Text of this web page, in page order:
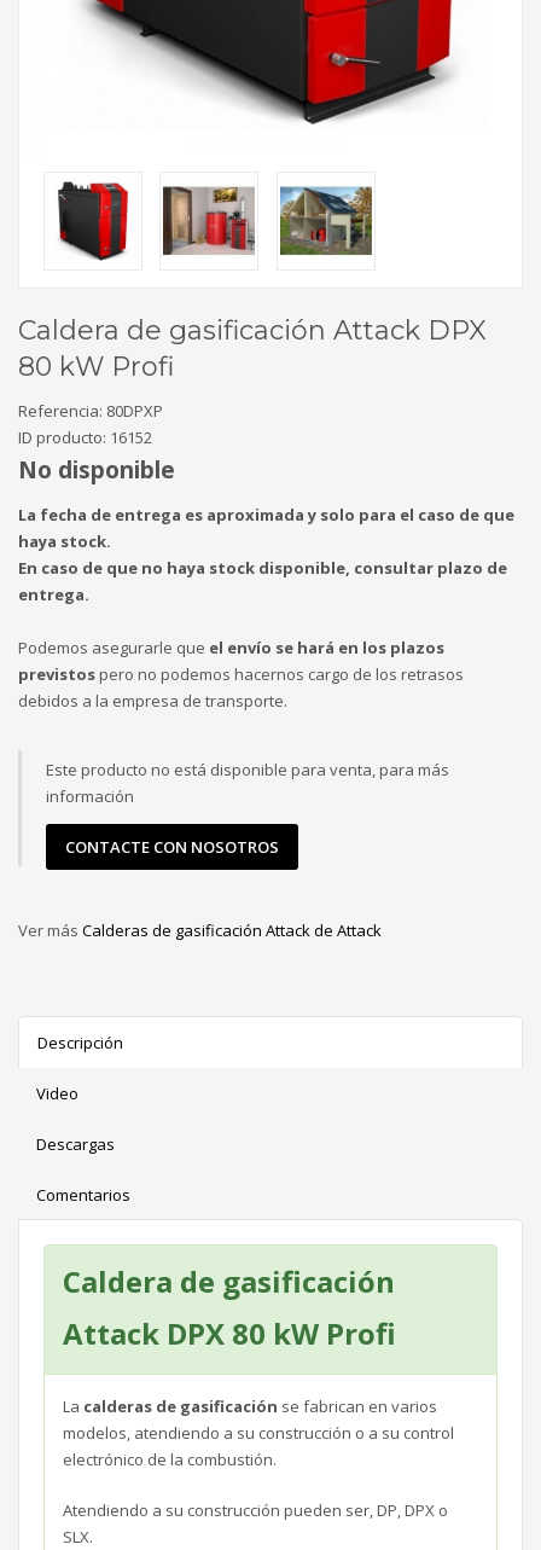
Caldera de gasificación Attack DPX
80 kW Profi
Referencia: 80DPXP
ID producto: 16152
No disponible
La fecha de entrega es aproximada y solo para el caso de que
haya stock.
En caso de que no haya stock disponible, consultar plazo de
entrega.
Podemos asegurarle que el envío se hará en los plazos
previstospero no podemos hacernos cargo de los retrasos
debidos a la empresa de transporte.
Este producto no está disponible para venta, para más
información
CONTACTE CON NOSOTROS
Ver más Calderas de gasificación Attack de Attack
Descripción
Video
Descargas
Comentarios
Caldera de gasificación
Attack DPX 80 kW Profi
La calderas de gasificación se fabrican en varios
modelos, atendiendo a su construcción o a su control
electrónico de la combustión.
Atendiendo a su construcción pueden ser, DP, DPX o
SLX.